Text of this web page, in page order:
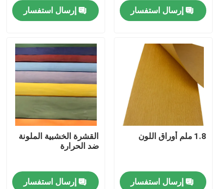
منتجات
معلومات عنا
جولة في المعمل
اتصل بنا
إرسال استفسار
إرسال استفسار
1.8 ملم أوراق اللون
إرسال استفسار
القشرة الخشبية الملونة
ضد الحرارة
إرسال استفسار